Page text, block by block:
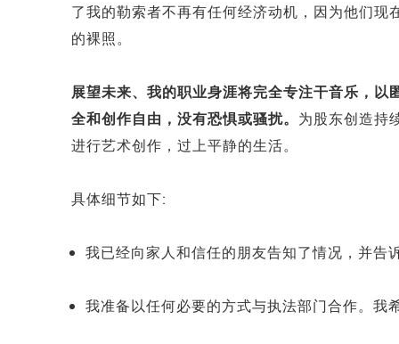
了我的勒索者不再有任何经济动机，因为他们
的裸照。
展望未来、我的职业身涯将完全专注干音乐，
全和创作自由，没有恐惧或骚扰。 为股东创造持
进行艺术创作，过上平静的生活。
具体细节如下:
我已经向家人和信任的朋友告知了情况，并告
我准备以任何必要的方式与执法部门合作。我